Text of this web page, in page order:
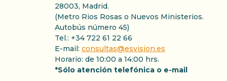
28003, Madrid.
(Metro Rios Rosas o Nuevos Ministerios.
Autobús número 45)
Tel.: +34 722 61 22 66
E-mail: consultas@esvision.es
Horario: de 10:00 a 14:00 hrs.
*Sólo atención telefónica o e-mail